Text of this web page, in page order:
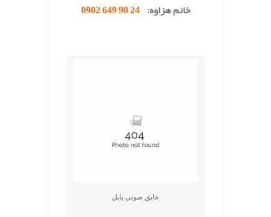
خانم هزاوه:24 90 649 0902
عایق صوتی بابل